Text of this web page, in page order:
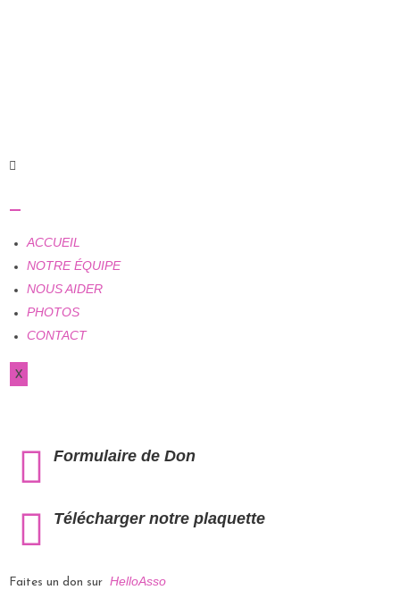
ACCUEIL
NOTRE ÉQUIPE
NOUS AIDER
PHOTOS
CONTACT
X
Formulaire de Don
Télécharger notre plaquette
Faites un don sur HelloAsso